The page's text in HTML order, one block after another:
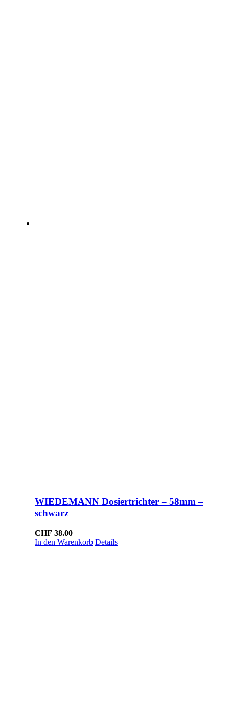
WIEDEMANN Dosiertrichter – 58mm –
schwarz
CHF 38.00
In den Warenkorb Details